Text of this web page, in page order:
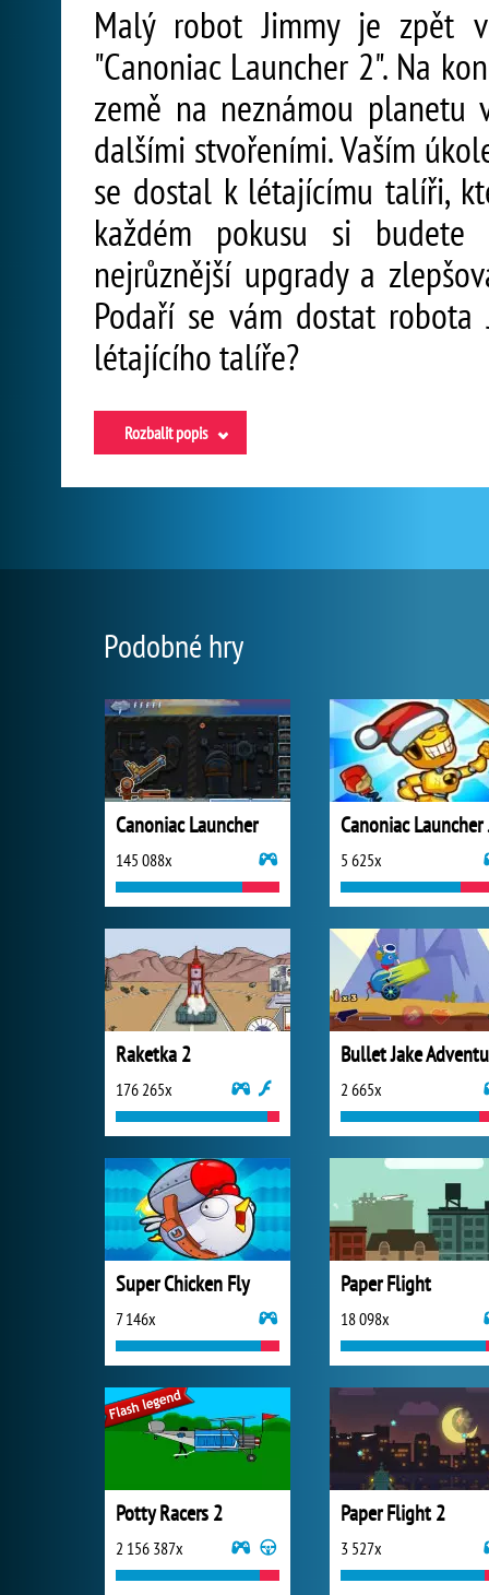
Malý robot Jimmy je zpět
"Canoniac Launcher 2". Na
země na neznámou
dalšími stvořeními. Vaším
se dostal k létajícímu talíři,
každém pokusu si
nejrůznější upgrady a
Podaří se vám dostat
létajícího talíře?
Rozbalit popis
Podobné hry
Canoniac Launcher
145 088x 5 625x
Raketka 2
176 265x
Bullet Jake
2 665x
Super Chicken Fly
7 146x
Paper Flight
18 098x
Potty Racers 2
2 156 387x
Paper Flight 2
3 527x